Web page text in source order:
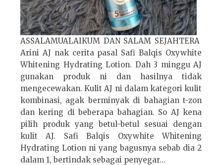
ASSALAMUALAIKUM DAN SALAM SEJAHTERA
Arini AJ nak cerita pasal Safi Balqis Oxywhite
Whitening Hydrating Lotion. Dah 3 minggu AJ
gunakan produk ni dan hasilnya tidak
mengecewakan. Kulit AJ ni dalam kategori kulit
kombinasi, agak berminyak di bahagian t-zon
dan kering di beberapa bahagian. So AJ kena
pilih produk yang betul-betul sesuai dengan
kulit AJ. Safi Balqis Oxywhite Whitening
Hydrating Lotion ni yang bagusnya sebab dia 2
dalam 1, bertindak sebagai penyegar...